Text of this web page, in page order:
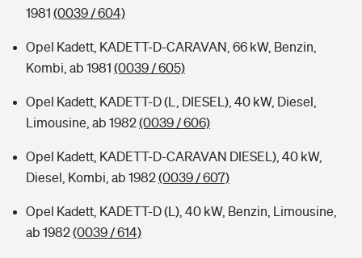
1981 (0039 / 604)
Opel Kadett, KADETT-D-CARAVAN, 66 kW, Benzin,
Kombi, ab 1981 (0039 / 605)
Opel Kadett, KADETT-D (L, DIESEL), 40 kW, Diesel,
Limousine, ab 1982(0039 / 606)
Opel Kadett, KADETT-D-CARAVAN DIESEL), 40 kW,
Diesel, Kombi, ab 1982(0039 / 607)
Opel Kadett, KADETT-D (L), 40 kW, Benzin, Limousine,
ab 1982(0039 / 614)